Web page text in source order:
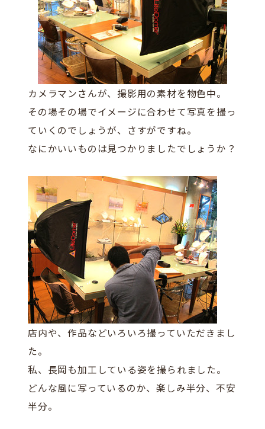
カメラマンさんが、撮影用の素材を物色中。
その場その場でイメージに合わせて写真を撮っ
ていくのでしょうが、さすがですね。
なにかいいものは見つかりましたでしょうか？
店内や、作品などいろいろ撮っていただきまし
た。
私、長岡も加工している姿を撮られました。
どんな風に写っているのか、楽しみ半分、不安
半分。